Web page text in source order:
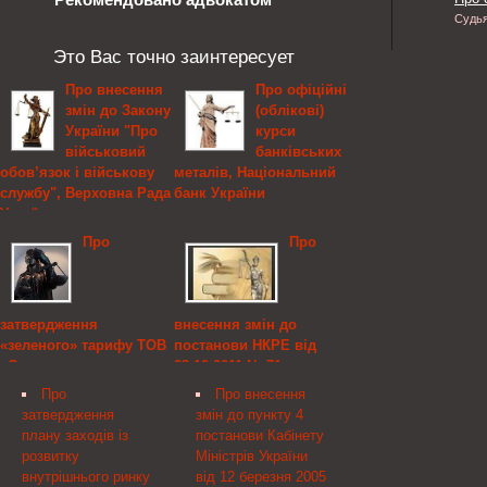
Это Вас точно заинтересует
Про внесення
змін до Закону
України "Про
військовий
обов’язок і військову
службу", Верховна Рада
України
Верховна Рада України
постановляє: I. Внести
до Закону України "Про
військовий обов’язок і
військову службу"( 2232-
12 ) (Відомості Верховної
38, ст. 324; 2009 р., №
36-37, ст. 511; 2012 р., №
22, ст. 217; 2013 р., №
14, ст. 89; із змінами,
внесеними законами
Про
затвердження
«зеленого» тарифу ТОВ
«Соларенерго»,
Національна комісія,
що здійснює державне
регулювання у сфері
енергетики
Про затвердження
Про
затвердження
плану заходів із
розвитку
внутрішнього ринку
Про офіційні
(облікові)
курси
банківських
металів, Національний
банк України
України 19.03.2013
встановлює офіційні
(облікові) курси
банківських металів Код
цифровий Код літерний
Кількість унцій Назва
Про
внесення змін до
постанови НКРЕ від
23.12.2011 № 71,
Національна комісія,
що здійснює державне
регулювання у сфері
енергетики
Про внесення змін до
Про внесення
змін до пункту 4
постанови Кабінету
Міністрів України
від 12 березня 2005